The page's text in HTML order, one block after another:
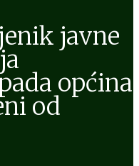
javne
općina
od